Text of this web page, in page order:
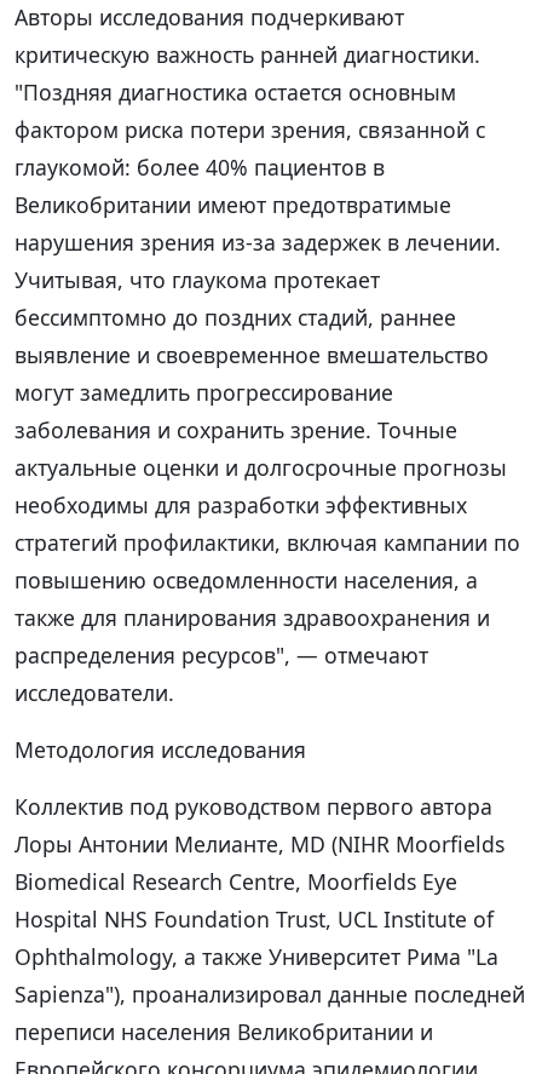
Авторы исследования подчеркивают
критическую важность ранней диагностики.
"Поздняя диагностика остается основным
фактором риска потери зрения, связанной с
глаукомой: более 40% пациентов в
Великобритании имеют предотвратимые
нарушения зрения из-за задержек в лечении.
Учитывая, что глаукома протекает
бессимптомно до поздних стадий, раннее
выявление и своевременное вмешательство
могут замедлить прогрессирование
заболевания и сохранить зрение. Точные
актуальные оценки и долгосрочные прогнозы
необходимы для разработки эффективных
стратегий профилактики, включая кампании по
повышению осведомленности населения, а
также для планирования здравоохранения и
распределения ресурсов", — отмечают
исследователи.
Методология исследования
Коллектив под руководством первого автора
Лоры Антонии Мелианте, MD (NIHR Moorfields
Biomedical Research Centre, Moorfields Eye
Hospital NHS Foundation Trust, UCL Institute of
Ophthalmology, а также Университет Рима "La
Sapienza"), проанализировал данные последней
переписи населения Великобритании и